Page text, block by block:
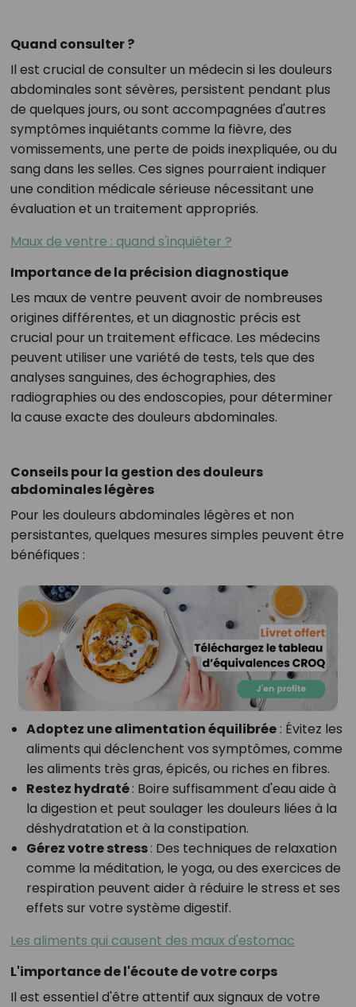
Quand consulter ?
Il est crucial de consulter un médecin si les douleurs
abdominales sont sévères, persistent pendant plus
de quelques jours, ou sont accompagnées d'autres
symptômes inquiétants comme la fièvre, des
vomissements, une perte de poids inexpliquée, ou du
sang dans les selles. Ces signes pourraient indiquer
une condition médicale sérieuse nécessitant une
évaluation et un traitement appropriés.
Maux de ventre : quand s'inquiéter ?
Importance de la précision diagnostique
Les maux de ventre peuvent avoir de nombreuses
origines différentes, et un diagnostic précis est
crucial pour un traitement efficace. Les médecins
peuvent utiliser une variété de tests, tels que des
analyses sanguines, des échographies, des
radiographies ou des endoscopies, pour déterminer
la cause exacte des douleurs abdominales.
Conseils pour la gestion des douleurs
abdominales légères
Pour les douleurs abdominales légères et non
persistantes, quelques mesures simples peuvent être
bénéfiques :
Adoptez une alimentation équilibrée: Évitez les
aliments qui déclenchent vos symptômes, comme
les aliments très gras, épicés, ou riches en fibres.
Restez hydraté: Boire suffisamment d'eau aide à
la digestion et peut soulager les douleurs liées à la
déshydratation et à la constipation.
Gérez votre stress: Des techniques de relaxation
comme la méditation, le yoga, ou des exercices de
respiration peuvent aider à réduire le stress et ses
effets sur votre système digestif.
Les aliments qui causent des maux d'estomac
L'importance de l'écoute de votre corps
Il est essentiel d'être attentif aux signaux de votre